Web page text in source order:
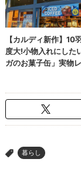
> 暮らし